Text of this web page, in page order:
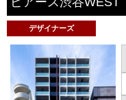
デザイナーズ